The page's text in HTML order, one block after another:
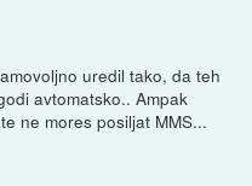
uredil tako, da teh
avtomatsko.. Ampak
ne mores posiljat MMS...